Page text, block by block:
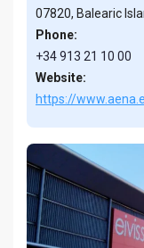
07820, Balearic
Phone:
+34 913 21 10 00
Website:
https://